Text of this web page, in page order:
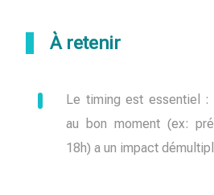
À retenir
Le timing est essentiel :
au bon moment (ex:
18h) a un impact